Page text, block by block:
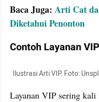
Baca Juga: Arti Cat
Diketahui Penonton
Contoh Layanan VIP
Ilustrasi Arti VIP. Foto:
Layanan VIP sering